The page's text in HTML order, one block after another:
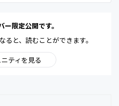
ー限定公開です。
ると、読むことができます。
ティを見る